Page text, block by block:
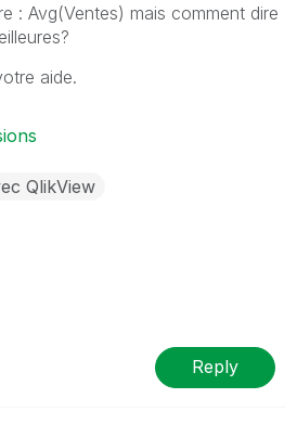
: Avg(Ventes) mais comment dire
aide.
QlikView
Reply